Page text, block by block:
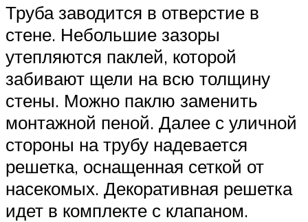
Труба заводится в отверстие в
стене. Небольшие зазоры
утепляются паклей, которой
забивают щели на всю толщину
стены. Можно паклю заменить
монтажной пеной. Далее с уличной
стороны на трубу надевается
решетка, оснащенная сеткой от
насекомых. Декоративная решетка
идет в комплекте с клапаном.